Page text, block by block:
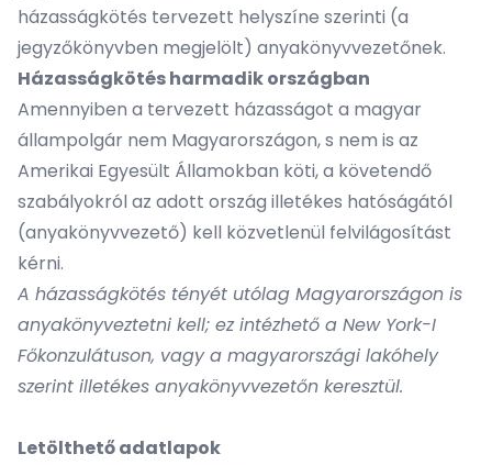
házasságkötés tervezett helyszíne szerinti (a
jegyzőkönyvben megjelölt) anyakönyvvezetőnek.
Házasságkötés harmadik országban
Amennyiben a tervezett házasságot a magyar
állampolgár nem Magyarországon, s nem is az
Amerikai Egyesült Államokban köti, a követendő
szabályokról az adott ország illetékes hatóságától
(anyakönyvvezető) kell közvetlenül felvilágosítást
kérni.
A házasságkötés tényét utólag Magyarországon is
anyakönyveztetni kell; ez intézhető a New York-I
Főkonzulátuson, vagy a magyarországi lakóhely
szerint illetékes anyakönyvvezetőn keresztül.
Letölthető adatlapok